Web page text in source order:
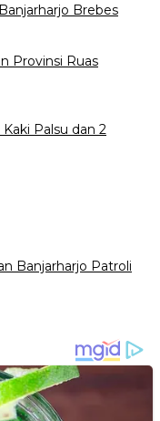
Brebes
Provinsi Ruas
Palsu dan 2
Banjarharjo Patroli